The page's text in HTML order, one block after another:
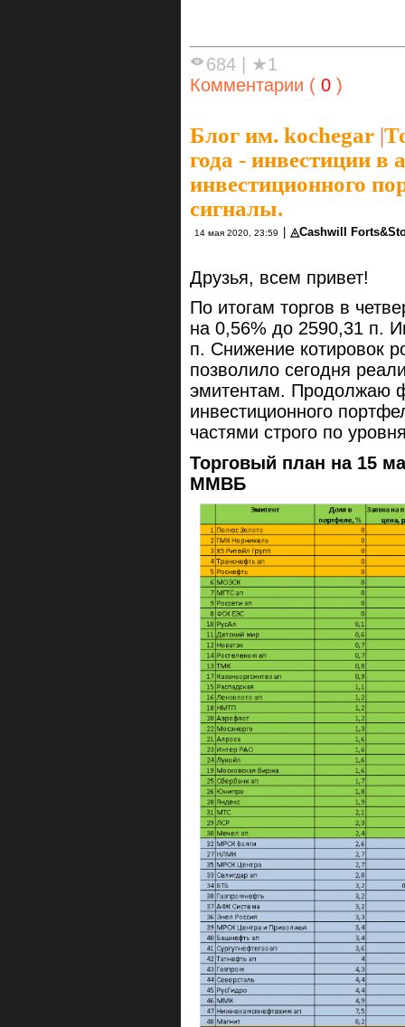
684
★1
Комментарии ( 0 )
Блог им. kochegar |
года - инвестиции
инвестиционного
сигналы.
14 мая 2020, 23:59 ◬Cashwill
Друзья, всем привет!
По итогам торгов в
на 0,56% до 2590,31 п.
п. Снижение котировок
позволило сегодня
эмитентам. Продолжаю
инвестиционного
частями строго по
Торговый план на 15
ММВБ